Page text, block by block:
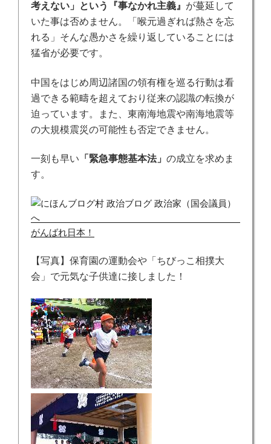
考えない」という『事なかれ主義』 が蔓延して
いた事は否めません。
「喉元過ぎれば熱さを忘
れる」そんな愚かさを繰り返していることには
猛省が必要です。
中国をはじめ周辺諸国の領有権を巡る行動は看
過できる範疇を超えており従来の認識の転換が
迫っています。また、東南海地震や南海地震等
の大規模震災の可能性も否定できません。
一刻も早い 「緊急事態基本法」 の成立を求めま
す。
がんばれ日本！
【写真】保育園の運動会や「ちびっこ相撲大
会」で元気な子供達に接しました！